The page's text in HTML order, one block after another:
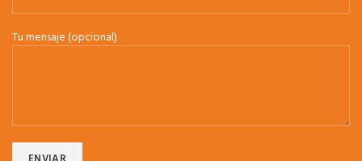
Tu mensaje (opcional)